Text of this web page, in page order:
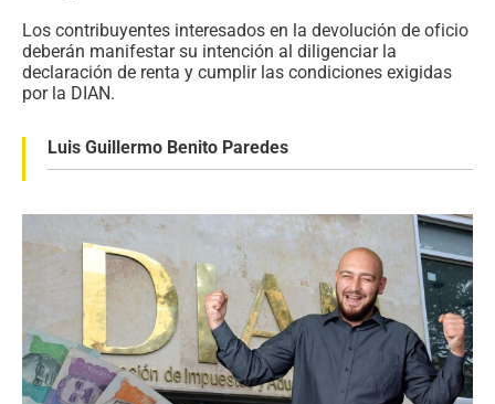
Los contribuyentes interesados en la devolución de oficio
deberán manifestar su intención al diligenciar la
declaración de renta y cumplir las condiciones exigidas
por la DIAN.
Luis Guillermo Benito Paredes